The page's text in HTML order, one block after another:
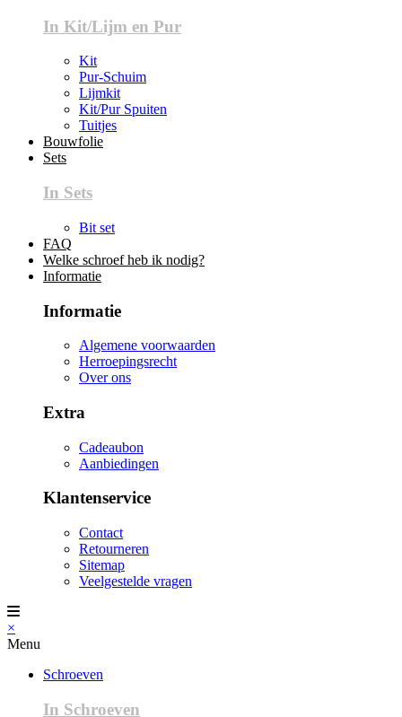
In Kit/Lijm en Pur
Kit
Pur-Schuim
Lijmkit
Kit/Pur Spuiten
Tuitjes
Bouwfolie
Sets
In Sets
Bit set
FAQ
Welke schroef heb ik nodig?
Informatie
Informatie
Algemene voorwaarden
Herroepingsrecht
Over ons
Extra
Cadeaubon
Aanbiedingen
Klantenservice
Contact
Retourneren
Sitemap
Veelgestelde vragen
×
Menu
Schroeven
In Schroeven